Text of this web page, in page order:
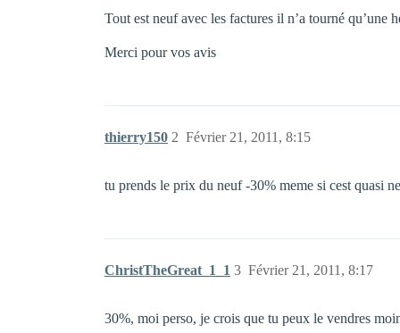
Tout est neuf avec les factures il n’a tourné qu’une
Merci pour vos avis
thierry150 Février 21, 2011, 8:15
2
tu prends le prix du neuf -30% meme si cest quasi
ChristTheGreat_1_1 Février 21, 2011, 8:17
3
30%, moi perso, je crois que tu peux le vendres